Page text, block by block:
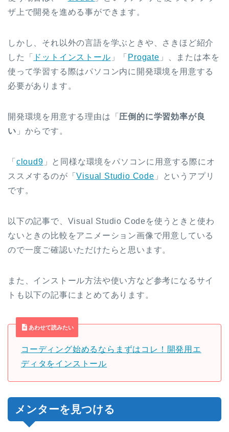
ザ上で開発を進める事ができます。
しかし、それ以外の言語を学ぶときや、さきほど紹介
した「
ドットインストール 」「 Progate 」、または本を
使って学習する際はパソコン内に開発環境を用意する
必要があります。
開発環境を用意する理由は「圧倒的に学習効率が良
い 」からです。
「 cloud9 」と同様な環境をパソコンに用意する際にオ
ススメするのが「Visual Studio Code 」というアプリ
です。
以下の記事で、Visual Studio Codeを使うときと使わ
ないときの比較をアニメーション画像で用意している
ので一度ご確認いただけたらと思います。
また、インストール方法や使い方など参考になるサイ
トも以下の記事にまとめてあります。
あわせて読みたい
コーディング始めるならまずはコレ！開発用エ
ディタをインストール
メンターを見つける